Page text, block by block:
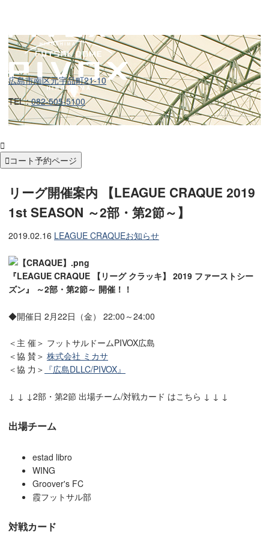

コート予約ページ
広島市南区元宇品町21-10
TEL :082-505-5100
リーグ開催案内 【LEAGUE CRAQUE 2019
1st SEASON ～2部・第2節～】
2019.02.16 LEAGUE CRAQUEお知らせ
『LEAGUE CRAQUE 【リーグ クラッキ】 2019 ファーストシー
ズン』 ～2部・第2節～ 開催！！
◆開催日 2月22日（金） 22:00～24:00
＜主 催＞ フットサルドームPIVOX広島
＜協 賛＞ 株式会社 ミカサ
＜協 力＞ 『広島DLLC/PIVOX』
↓ ↓ ↓2部・第2節 出場チーム/対戦カード はこちら ↓ ↓ ↓
出場チーム
estad libro
WING
Groover's FC
霞フットサル部
対戦カード